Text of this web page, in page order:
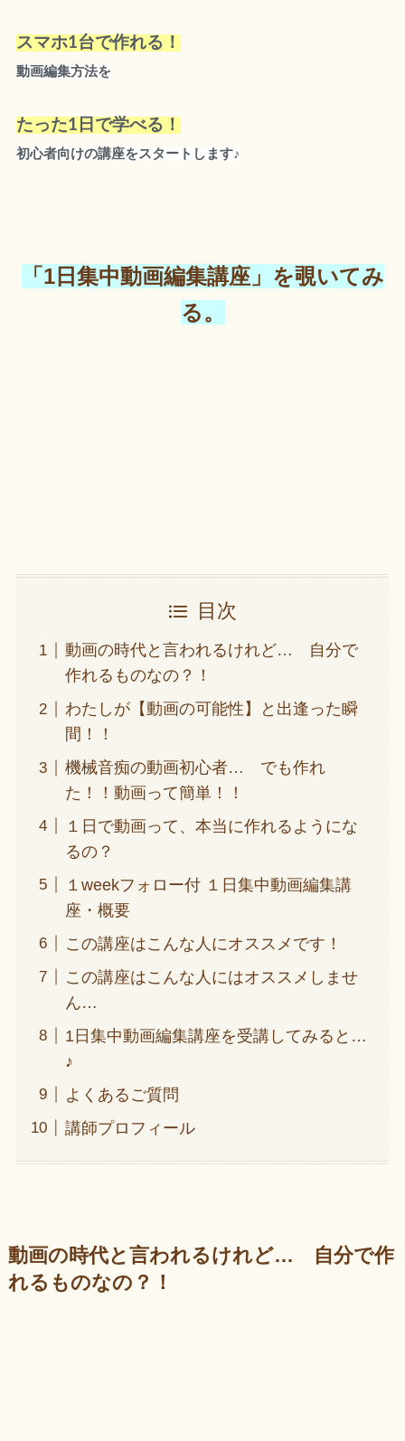
スマホ1台で作れる！
動画編集方法を
たった1日で学べる！
初心者向けの講座をスタートします♪
「1日集中動画編集講座」を覗いてみ
る。
目次
動画の時代と言われるけれど… 自分で
作れるものなの？！
わたしが【動画の可能性】と出逢った瞬
間！！
機械音痴の動画初心者… でも作れ
た！！動画って簡単！！
１日で動画って、本当に作れるようにな
るの？
１weekフォロー付 １日集中動画編集講
座・概要
この講座はこんな人にオススメです！
この講座はこんな人にはオススメしませ
ん…
1日集中動画編集講座を受講してみると…
♪
よくあるご質問
講師プロフィール
動画の時代と言われるけれど… 自分で作
れるものなの？！